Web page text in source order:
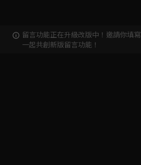
留言功能正在升級改版中！邀請你填寫
一起共創新版留言功能！